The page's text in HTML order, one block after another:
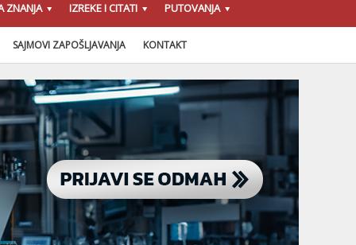
ZNANJA IZREKE I CITATI PUTOVANJA
SAJMOVI ZAPOŠLJAVANJA KONTAKT